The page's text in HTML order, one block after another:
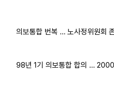
의보통합 번복 … 노사정위원회
98년 1기 의보통합 합의 …